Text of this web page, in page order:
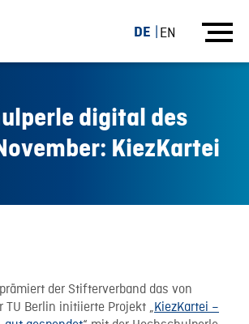
DE EN
digital des
KiezKartei
der Stifterverband das von
TU Berlin initiierte Projekt „KiezKartei –